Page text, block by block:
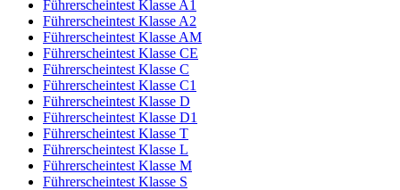
Führerscheintest Klasse A1
Führerscheintest Klasse A2
Führerscheintest Klasse AM
Führerscheintest Klasse CE
Führerscheintest Klasse C
Führerscheintest Klasse C1
Führerscheintest Klasse D
Führerscheintest Klasse D1
Führerscheintest Klasse T
Führerscheintest Klasse L
Führerscheintest Klasse M
Führerscheintest Klasse S